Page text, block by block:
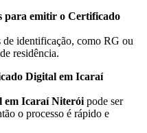
para emitir o Certificado
de identificação, como RG ou
residência.
Digital em Icaraí
em Icaraí Niterói pode ser
o processo é rápido e